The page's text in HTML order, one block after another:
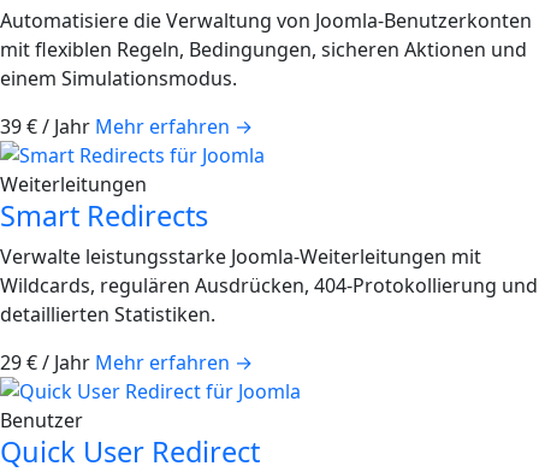
Automatisiere die Verwaltung von Joomla-Benutzerkonten
mit flexiblen Regeln, Bedingungen, sicheren Aktionen und
einem Simulationsmodus.
39 € / Jahr Mehr erfahren →
Weiterleitungen
Smart Redirects
Verwalte leistungsstarke Joomla-Weiterleitungen mit
Wildcards, regulären Ausdrücken, 404-Protokollierung und
detaillierten Statistiken.
29 € / Jahr Mehr erfahren →
Benutzer
Quick User Redirect